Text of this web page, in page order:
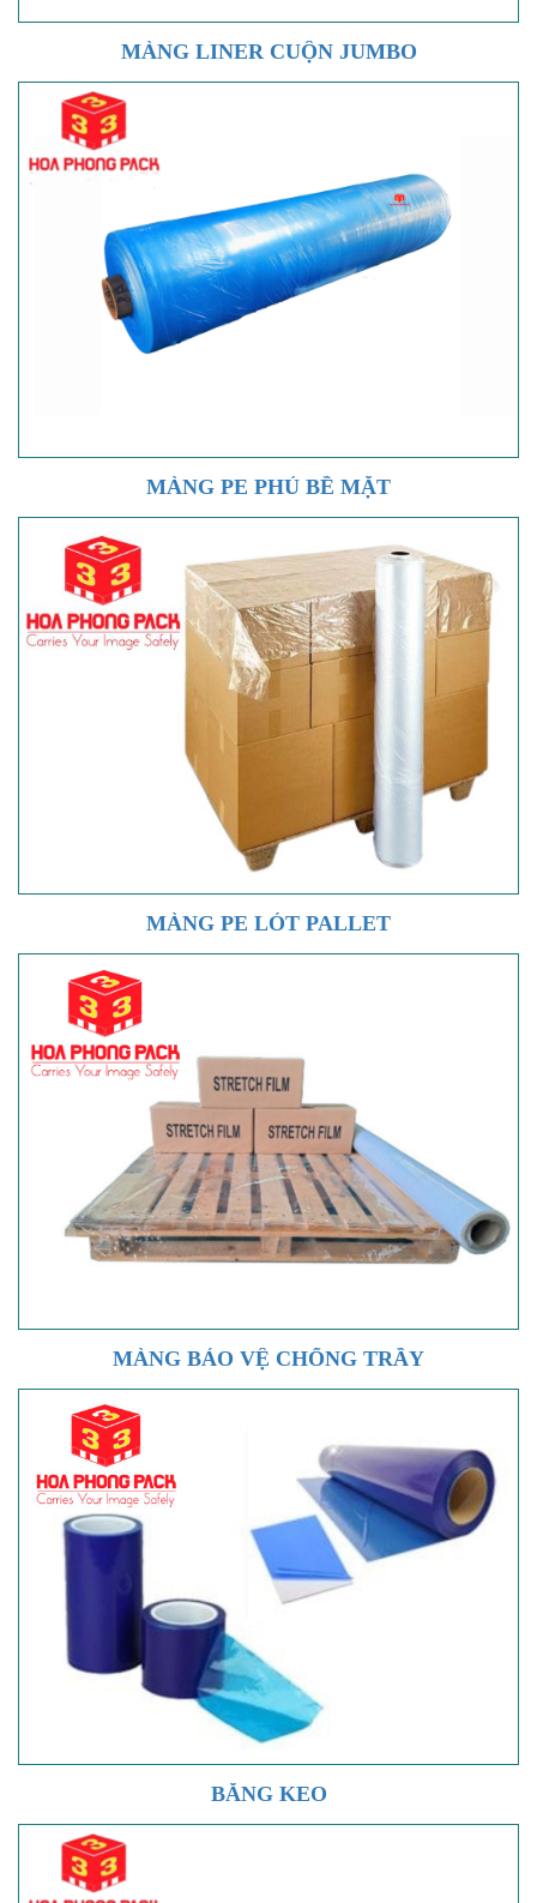
MÀNG LINER CUỘN JUMBO
MÀNG PE PHỦ BỀ MẶT
MÀNG PE LÓT PALLET
MÀNG BẢO VỆ CHỐNG TRẦY
BĂNG KEO